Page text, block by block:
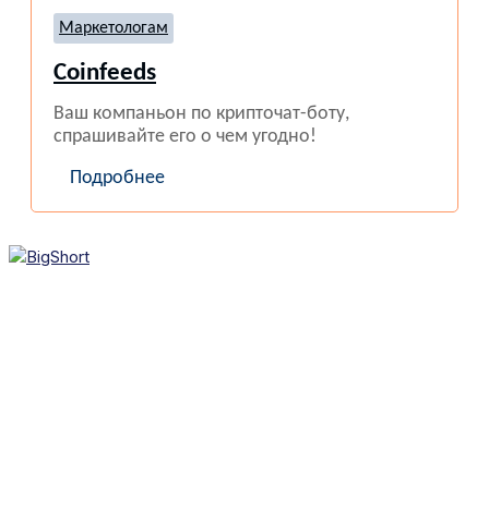
Маркетологам
Coinfeeds
Ваш компаньон по крипточат-боту,
спрашивайте его о чем угодно!
Подробнее